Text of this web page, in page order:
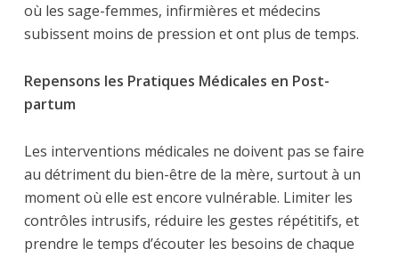
où les sage-femmes, infirmières et médecins
subissent moins de pression et ont plus de temps.
Repensons les Pratiques Médicales en Post-
partum
Les interventions médicales ne doivent pas se faire
au détriment du bien-être de la mère, surtout à un
moment où elle est encore vulnérable. Limiter les
contrôles intrusifs, réduire les gestes répétitifs, et
prendre le temps d’écouter les besoins de chaque